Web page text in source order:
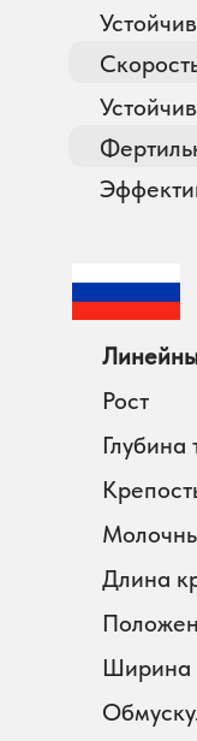
Рост
Глубина
Длина
Ширина